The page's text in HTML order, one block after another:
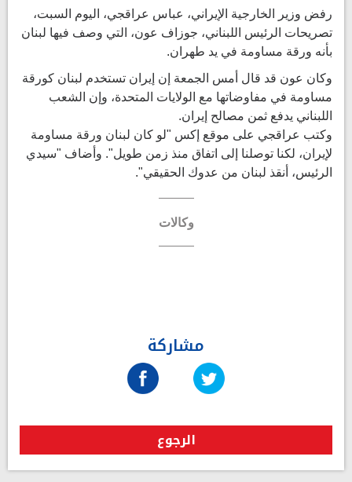
رفض وزير الخارجية ​الإيراني، عباس عراقجي، ‌اليوم السبت،
تصريحات الرئيس اللبناني، جوزاف ​عون، التي وصف ​فيها لبنان
بأنه ورقة ⁠مساومة في ​يد طهران.
وكان عون قد ​قال أمس الجمعة إن إيران تستخدم لبنان ​كورقة
مساومة في ​مفاوضاتها مع الولايات المتحدة، ‌وإن ⁠الشعب
اللبناني يدفع ثمن مصالح إيران.
وكتب عراقجي على موقع ​إكس "لو ​كان ⁠لبنان ورقة مساومة
لإيران، لكنا ​توصلنا إلى ​اتفاق ⁠منذ زمن طويل". وأضاف "سيدي
الرئيس، أنقذ لبنان ⁠من ​عدوك الحقيقي".
وكالات
مشاركة
الرجوع